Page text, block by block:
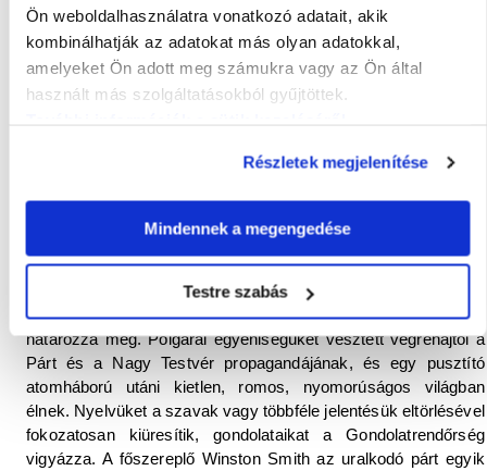
Ön weboldalhasználatra vonatkozó adatait, akik
kombinálhatják az adatokat más olyan adatokkal,
amelyeket Ön adott meg számukra vagy az Ön által
használt más szolgáltatásokból gyűjtöttek.
Részletek megjelenítése
Mindennek a megengedése
Testre szabás
érdekében javasolta a változtatást. Többféle magyarázat
született erre: a cselekménye 1984-ben játszódik, és az egyik
variáció szerint egyszerűen csak felcserélte megírásának
időpontját, és így született meg az 1984 cím.
bejegyzés 13.00-kor születik meg: „Derült, hideg áprilisi nap
háborúban áll a világ másik két szuperhatalmának egyikével,
szövetségben a másikkal. Külpolitikáját gondosan előkészített
árulások, belpolitikáját a tudatlanságra, az önálló gondolkodás
képességének elfojtására, a múlt meghamisítására,
hazugságokra és félelemre alapozott oligarchikus önkény
határozza meg. Polgárai egyéniségüket vesztett végrehajtói a
Párt és a Nagy Testvér propagandájának, és egy pusztító
atomháború utáni kietlen, romos, nyomorúságos világban
élnek. Nyelvüket a szavak vagy többféle jelentésük eltörlésével
fokozatosan kiüresítik, gondolataikat a Gondolatrendőrség
vigyázza. A főszereplő Winston Smith az uralkodó párt egyik